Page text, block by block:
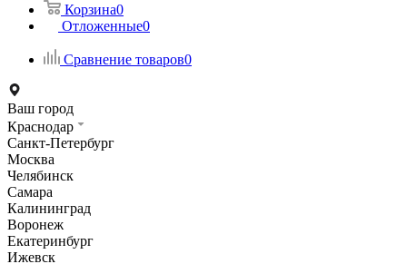
Корзина0
Отложенные0
Сравнение товаров0
Ваш город
Краснодар
Санкт-Петербург
Москва
Челябинск
Самара
Калининград
Воронеж
Екатеринбург
Ижевск